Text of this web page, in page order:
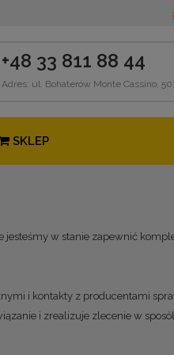
+48 33 811 88 44
Adres: ul. Bohaterów Monte Cassino,
SKLEP
w stanie zapewnić
i kontakty z producentami
i zrealizuje zlecenie w